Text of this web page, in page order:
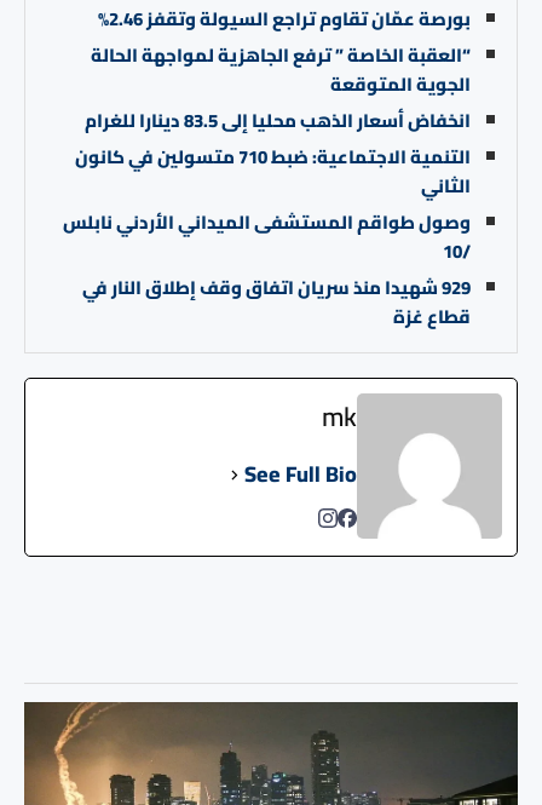
بورصة عمّان تقاوم تراجع السيولة وتقفز 2.46%
“العقبة الخاصة ” ترفع الجاهزية لمواجهة الحالة
الجوية المتوقعة
انخفاض أسعار الذهب محليا إلى 83.5 دينارا للغرام
التنمية الاجتماعية: ضبط 710 متسولين في كانون
الثاني
وصول طواقم المستشفى الميداني الأردني نابلس
/10
929 شهيدا منذ سريان اتفاق وقف إطلاق النار في
قطاع غزة
mk
See Full Bio